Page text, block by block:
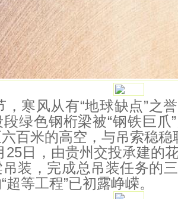
，寒风从有“地球缺点”之
绿色钢桁梁被“钢铁巨爪
百米的高空，与吊索稳稳
25日，由贵州交投承建的
装，完成总吊装任务的
超等工程”已初露峥嵘。